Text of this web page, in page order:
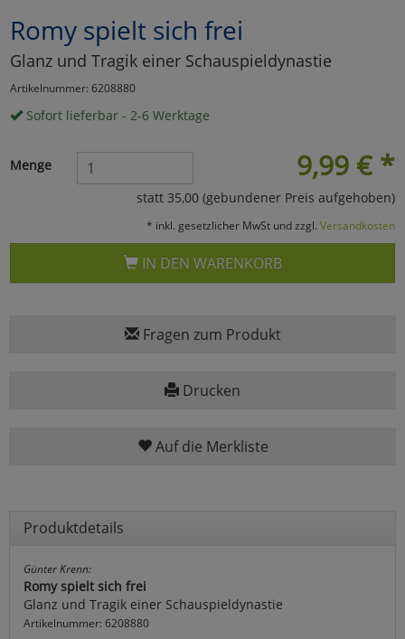
Romy spielt sich frei
Glanz und Tragik einer Schauspieldynastie
Artikelnummer: 6208880
Sofort lieferbar - 2-6 Werktage
9,99 € *
Menge
statt 35,00 (gebundener Preis aufgehoben)
* inkl. gesetzlicher MwSt und zzgl. Versandkosten
IN DEN WARENKORB
Fragen zum Produkt
Drucken
Auf die Merkliste
Produktdetails
Günter Krenn:
Romy spielt sich frei
Glanz und Tragik einer Schauspieldynastie
Artikelnummer: 6208880
Marketing
Umfragetools
Cookies
Alle Akzeptieren
Cookies
Einstellungen speichern
zurückzu Haupptseite